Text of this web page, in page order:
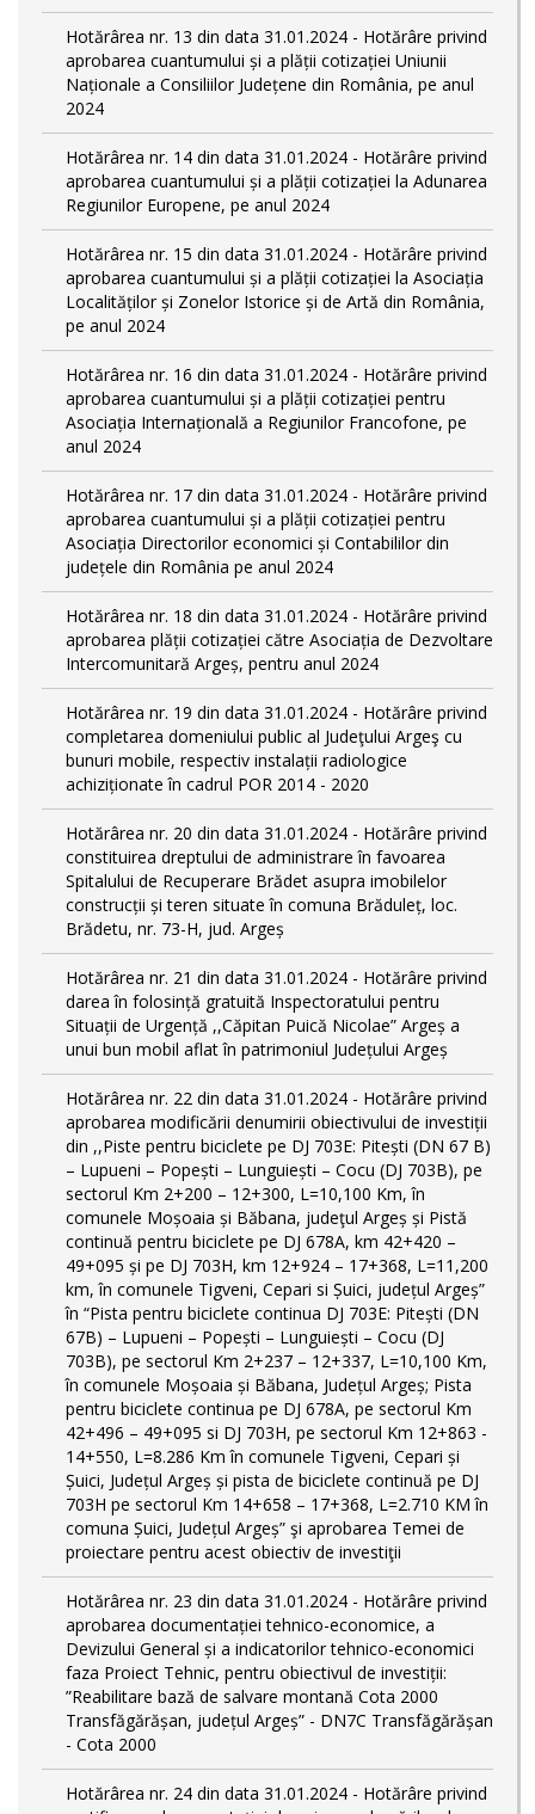
Hotărârea nr. 13 din data 31.01.2024 - Hotărâre privind
aprobarea cuantumului și a plății cotizației Uniunii
Naționale a Consiliilor Județene din România, pe anul
2024
Hotărârea nr. 14 din data 31.01.2024 - Hotărâre privind
aprobarea cuantumului și a plății cotizației la Adunarea
Regiunilor Europene, pe anul 2024
Hotărârea nr. 15 din data 31.01.2024 - Hotărâre privind
aprobarea cuantumului și a plății cotizației la Asociația
Localităților și Zonelor Istorice și de Artă din România,
pe anul 2024
Hotărârea nr. 16 din data 31.01.2024 - Hotărâre privind
aprobarea cuantumului și a plății cotizației pentru
Asociația Internațională a Regiunilor Francofone, pe
anul 2024
Hotărârea nr. 17 din data 31.01.2024 - Hotărâre privind
aprobarea cuantumului și a plății cotizației pentru
Asociația Directorilor economici și Contabililor din
județele din România pe anul 2024
Hotărârea nr. 18 din data 31.01.2024 - Hotărâre privind
aprobarea plății cotizației către Asociația de Dezvoltare
Intercomunitară Argeș, pentru anul 2024
Hotărârea nr. 19 din data 31.01.2024 - Hotărâre privind
completarea domeniului public al Judeţului Argeş cu
bunuri mobile, respectiv instalații radiologice
achiziționate în cadrul POR 2014 - 2020
Hotărârea nr. 20 din data 31.01.2024 - Hotărâre privind
constituirea dreptului de administrare în favoarea
Spitalului de Recuperare Brădet asupra imobilelor
construcții și teren situate în comuna Brăduleț, loc.
Brădetu, nr. 73-H, jud. Argeș
Hotărârea nr. 21 din data 31.01.2024 - Hotărâre privind
darea în folosință gratuită Inspectoratului pentru
Situații de Urgență ,,Căpitan Puică Nicolae” Argeș a
unui bun mobil aflat în patrimoniul Județului Argeș
Hotărârea nr. 22 din data 31.01.2024 - Hotărâre privind
aprobarea modificării denumirii obiectivului de investiții
din ,,Piste pentru biciclete pe DJ 703E: Pitești (DN 67 B)
– Lupueni – Popești – Lunguiești – Cocu (DJ 703B), pe
sectorul Km 2+200 – 12+300, L=10,100 Km, în
comunele Moșoaia și Băbana, judeţul Argeș și Pistă
continuă pentru biciclete pe DJ 678A, km 42+420 –
49+095 și pe DJ 703H, km 12+924 – 17+368, L=11,200
km, în comunele Tigveni, Cepari si Șuici, județul Argeș”
în “Pista pentru biciclete continua DJ 703E: Pitești (DN
67B) – Lupueni – Popești – Lunguiești – Cocu (DJ
703B), pe sectorul Km 2+237 – 12+337, L=10,100 Km,
în comunele Moșoaia și Băbana, Județul Argeș; Pista
pentru biciclete continua pe DJ 678A, pe sectorul Km
42+496 – 49+095 si DJ 703H, pe sectorul Km 12+863 -
14+550, L=8.286 Km în comunele Tigveni, Cepari și
Șuici, Județul Argeș și pista de biciclete continuă pe DJ
703H pe sectorul Km 14+658 – 17+368, L=2.710 KM în
comuna Șuici, Județul Argeș” şi aprobarea Temei de
proiectare pentru acest obiectiv de investiţii
Hotărârea nr. 23 din data 31.01.2024 - Hotărâre privind
aprobarea documentației tehnico-economice, a
Devizului General și a indicatorilor tehnico-economici
faza Proiect Tehnic, pentru obiectivul de investiții:
”Reabilitare bază de salvare montană Cota 2000
Transfăgărășan, județul Argeș” - DN7C Transfăgărășan
- Cota 2000
Hotărârea nr. 24 din data 31.01.2024 - Hotărâre privind